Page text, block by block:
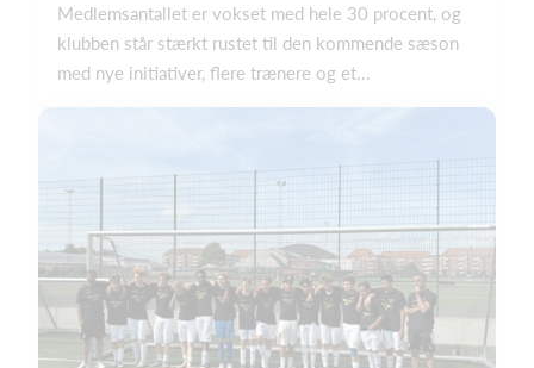
Medlemsantallet er vokset med hele 30 procent, og
klubben står stærkt rustet til den kommende sæson
med nye initiativer, flere trænere og et...